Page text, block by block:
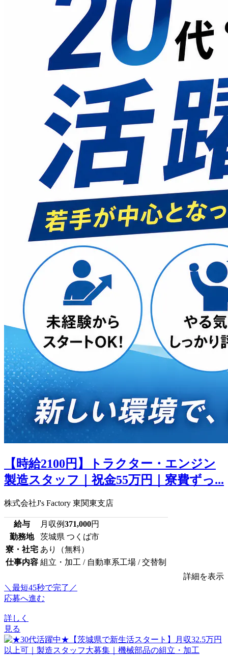
【時給2100円】トラクター・エンジン
製造スタッフ｜祝金55万円｜寮費ずっ...
株式会社J's Factory 東関東支店
給与 月収例371,000円
勤務地
茨城県 つくば市
寮・社宅 あり（無料）
仕事内容 組立・加工 / 自動車系工場 / 交替制
詳細を表示
＼最短45秒で完了／
応募へ進む
詳しく
見る